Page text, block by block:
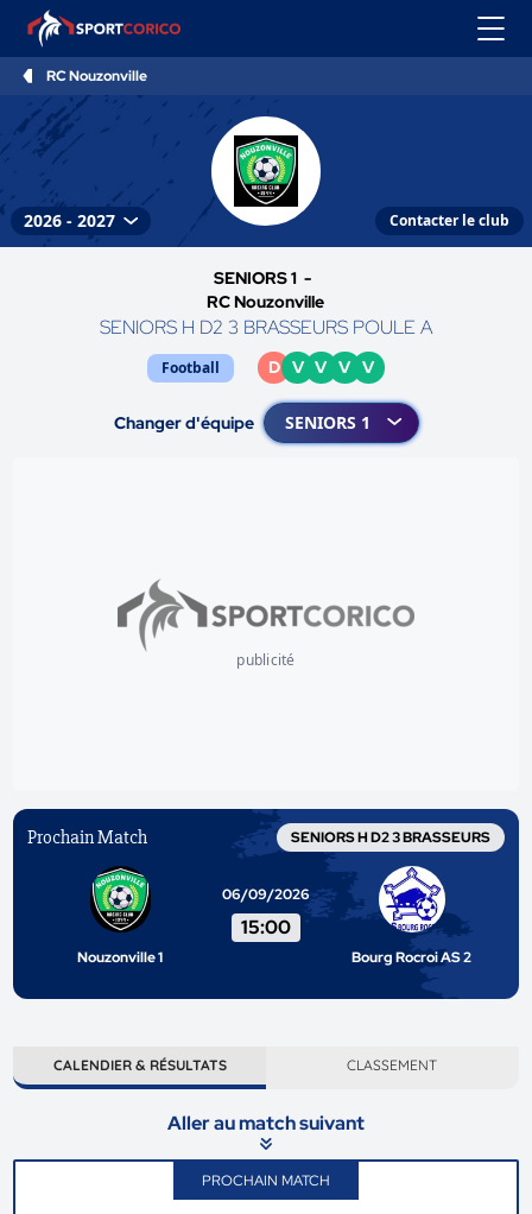
RC Nouzonville
Contacter le club
SENIORS 1 -
RC Nouzonville
SENIORS H D2 3 BRASSEURS POULE A
Football D V V V V
Changer d'équipe
publicité
Prochain Match SENIORS H D2 3 BRASSEURS
Nouzonville 1
06/09/2026
15:00
Bourg Rocroi AS 2
CALENDIER & RÉSULTATS CLASSEMENT
Aller au match suivant
PROCHAIN MATCH